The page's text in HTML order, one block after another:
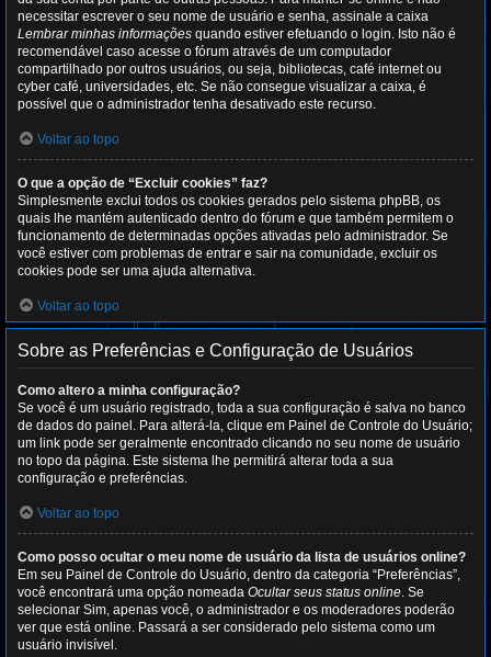
necessitar escrever o seu nome de usuário e senha, assinale a caixa
Lembrar minhas informações quando estiver efetuando o login. Isto não é
recomendável caso acesse o fórum através de um computador
compartilhado por outros usuários, ou seja, bibliotecas, café internet ou
cyber café, universidades, etc. Se não consegue visualizar a caixa, é
possível que o administrador tenha desativado este recurso.
Voltar ao topo
O que a opção de “Excluir cookies” faz?
Simplesmente exclui todos os cookies gerados pelo sistema phpBB, os
quais lhe mantém autenticado dentro do fórum e que também permitem o
funcionamento de determinadas opções ativadas pelo administrador. Se
você estiver com problemas de entrar e sair na comunidade, excluir os
cookies pode ser uma ajuda alternativa.
Voltar ao topo
Sobre as Preferências e Configuração de Usuários
Como altero a minha configuração?
Se você é um usuário registrado, toda a sua configuração é salva no banco
de dados do painel. Para alterá-la, clique em Painel de Controle do Usuário;
um link pode ser geralmente encontrado clicando no seu nome de usuário
no topo da página. Este sistema lhe permitirá alterar toda a sua
configuração e preferências.
Voltar ao topo
Como posso ocultar o meu nome de usuário da lista de usuários online?
Em seu Painel de Controle do Usuário, dentro da categoria “Preferências”,
você encontrará uma opção nomeada Ocultar seus status online. Se
selecionar Sim, apenas você, o administrador e os moderadores poderão
ver que está online. Passará a ser considerado pelo sistema como um
usuário invisível.